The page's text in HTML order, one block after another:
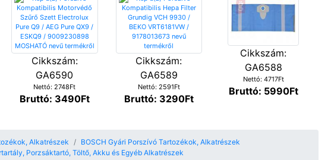
Cikkszám:
GA6590
Nettó: 2748Ft
Bruttó: 3490Ft
Cikkszám:
GA6589
Nettó: 2591Ft
Bruttó: 3290Ft
Cikkszám:
GA6588
Nettó: 4717Ft
Bruttó: 5990Ft
Alkatrészek
BOSCH Gyári Porszívó Tartozékok, Alkatrészek
Porzsáktartó, Töltő, Akku és Egyéb Alkatrészek